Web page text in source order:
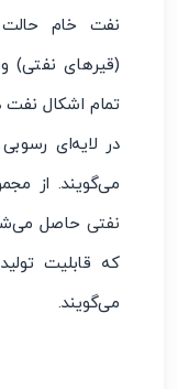
نفت خام
(قیرهای نفتی)
تمام اشکال نفت
در لایه‌ای
می‌گویند. از
نفتی حاصل
که قابلیت
می‌گویند.